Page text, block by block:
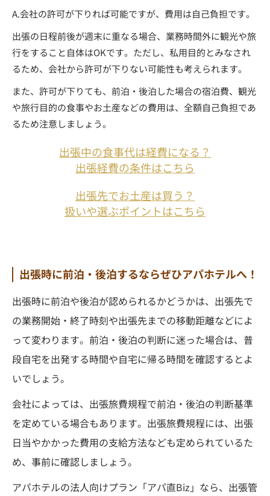
A.会社の許可が下りれば可能ですが、費用は自己負担です。
出張の日程前後が週末に重なる場合、業務時間外に観光や旅
行をすること自体はOKです。ただし、私用目的とみなされ
るため、会社から許可が下りない可能性も考えられます。
また、許可が下りても、前泊・後泊した場合の宿泊費、観光
や旅行目的の食事やお土産などの費用は、全額自己負担であ
るため注意しましょう。
出張中の食事代は経費になる？
出張経費の条件はこちら
出張先でお土産は買う？
扱いや選ぶポイントはこちら
出張時に前泊・後泊するならぜひアパホテルへ！
出張時に前泊や後泊が認められるかどうかは、出張先で
の業務開始・終了時刻や出張先までの移動距離などによ
って変わります。前泊・後泊の判断に迷った場合は、普
段自宅を出発する時間や自宅に帰る時間を確認するとよ
いでしょう。
会社によっては、出張旅費規程で前泊・後泊の判断基準
を定めている場合もあります。出張旅費規程には、出張
日当やかかった費用の支給方法なども定められているた
め、事前に確認しましょう。
アパホテルの法人向けプラン「アパ直Biz」なら、出張管